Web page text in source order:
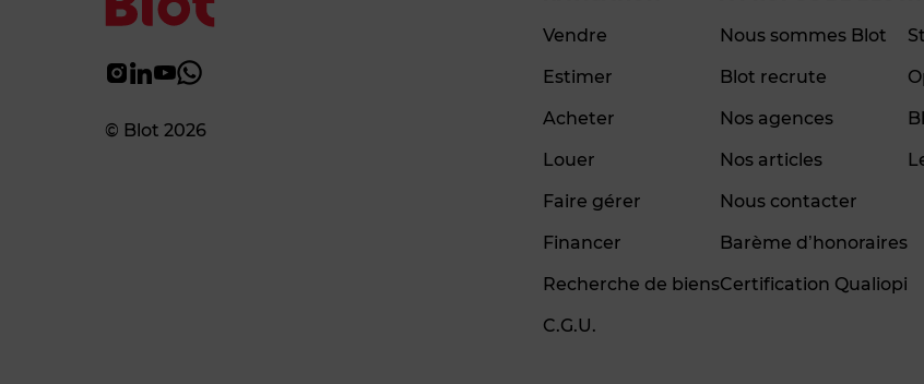
© Blot 2026
Vendre
Estimer
Acheter
Louer
Faire gérer
Financer
Recherche de biens
C.G.U.
Nous sommes Blot
Blot recrute
Nos agences
Nos articles
Nous contacter
Barème d’honoraires
Certification Qualiopi